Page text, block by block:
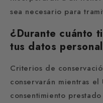
sea necesario para
¿Durante cuánto
tus datos
Criterios de
conservarán mientras el
consentimiento